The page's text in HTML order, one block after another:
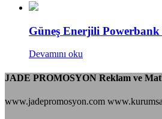
Güneş Enerjili Powerbank
Devamını oku
JADE PROMOSYON Reklam ve
www.jadepromosyon.com